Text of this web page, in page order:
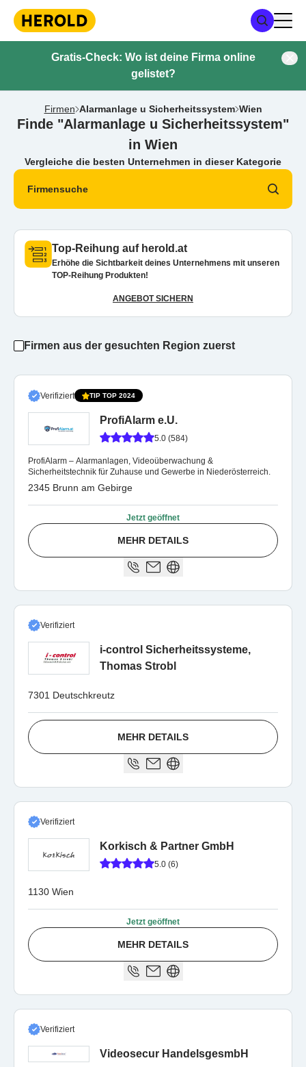
Gratis-Check: Wo ist deine Firma online
gelistet?
Firmen Alarmanlage u Sicherheitssystem Wien
Finde "Alarmanlage u Sicherheitssystem"
in Wien
Vergleiche die besten Unternehmen in dieser Kategorie
Firmensuche
Top-Reihung auf herold.at
Erhöhe die Sichtbarkeit deines Unternehmens mit unseren
TOP-Reihung Produkten!
ANGEBOT SICHERN
Firmen aus der gesuchten Region zuerst
Verifiziert TIP TOP 2024
ProfiAlarm e.U.
5.0 (584)
ProfiAlarm – Alarmanlagen, Videoüberwachung &
Sicherheitstechnik für Zuhause und Gewerbe in Niederösterreich.
2345 Brunn am Gebirge
Jetzt geöffnet
MEHR DETAILS
Verifiziert
i-control Sicherheitssysteme,
Thomas Strobl
7301 Deutschkreutz
MEHR DETAILS
Verifiziert
Korkisch & Partner GmbH
5.0 (6)
1130 Wien
Jetzt geöffnet
MEHR DETAILS
Verifiziert
Videosecur HandelsgesmbH